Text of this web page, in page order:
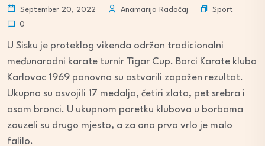
September 20, 2022 Anamarija Radočaj
Sport
0
U Sisku je proteklog vikenda održan tradicionalni
međunarodni karate turnir Tigar Cup. Borci Karate kluba
Karlovac 1969 ponovno su ostvarili zapažen rezultat.
Ukupno su osvojili 17 medalja, četiri zlata, pet srebra i
osam bronci. U ukupnom poretku klubova u borbama
zauzeli su drugo mjesto, a za ono prvo vrlo je malo
falilo.